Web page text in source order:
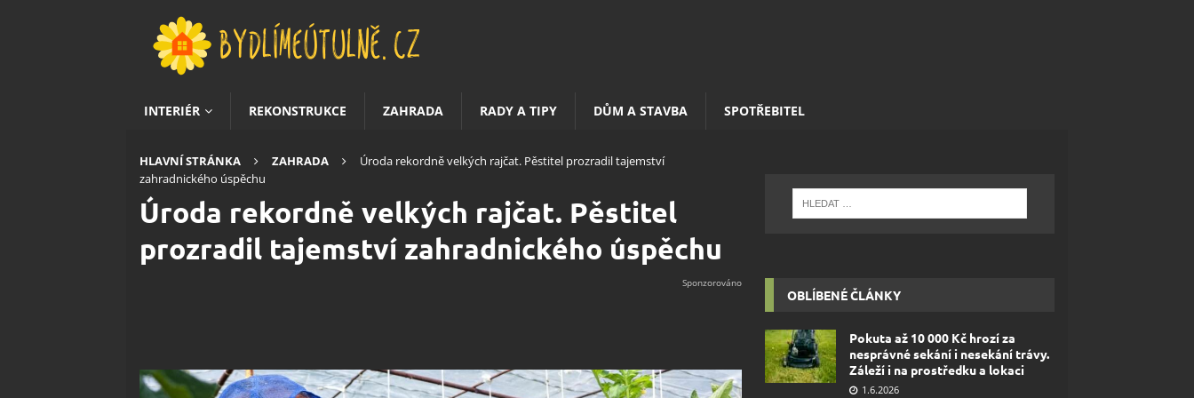
INTERIÉR REKONSTRUKCE ZAHRADA RADY A TIPY DŮM A STAVBA SPOTŘEBITEL
HLAVNÍ STRÁNKA ZAHRADA
Úroda rekordně velkých rajčat. Pěstitel prozradil tajemství
zahradnického úspěchu
Úroda rekordně velkých rajčat. Pěstitel
prozradil tajemství zahradnického úspěchu
OBLÍBENÉ ČLÁNKY
Pokuta až 10 000 Kč hrozí za
nesprávné sekání i nesekání trávy.
Záleží i na prostředku a lokaci
1.6.2026